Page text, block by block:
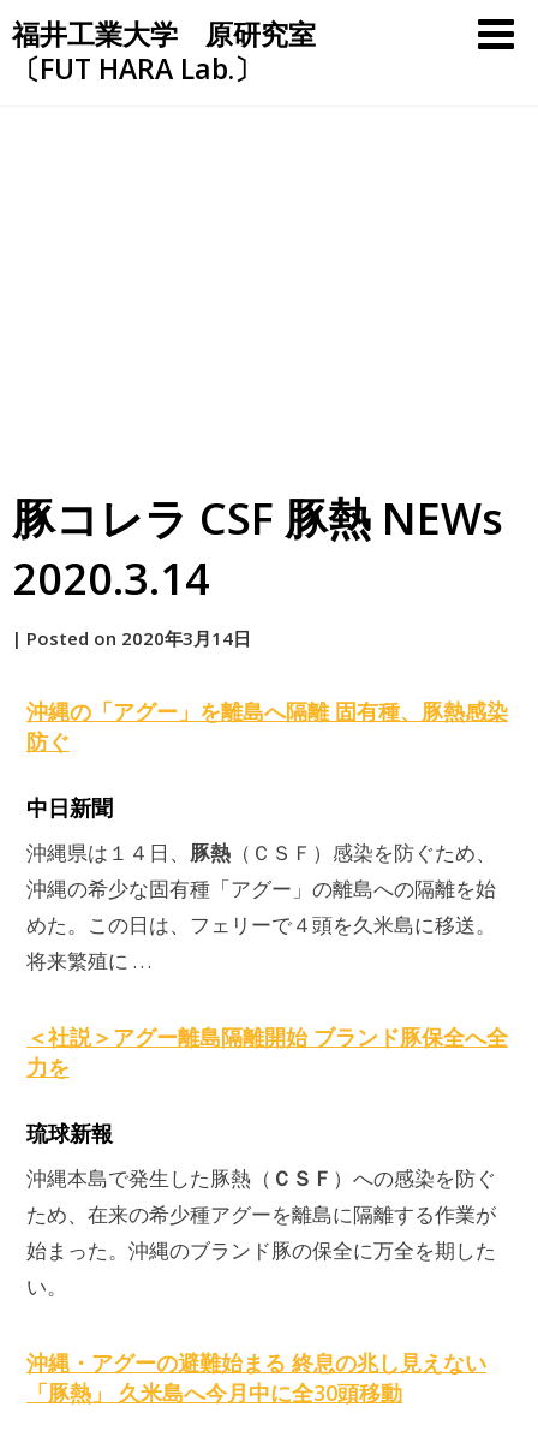
Skip
to
content
福井工業大学 原研究室
〔FUT HARA Lab.〕
豚コレラ CSF 豚熱 NEWs
2020.3.14
by
| Posted on 2020年3月14日
沖縄の「アグー」を離島へ隔離 固有種、 豚熱感染
防ぐ
中日新聞
沖縄県は１４日、 豚熱 （ＣＳＦ）感染を防ぐため、
沖縄の希少な固有種「アグー」の離島への隔離を始
めた。この日は、フェリーで４頭を久米島に移送。
将来繁殖に …
＜社説＞アグー離島隔離開始 ブランド豚保全へ全
力を
琉球新報
沖縄本島で発生した豚熱（ ＣＳＦ ）への感染を防ぐ
ため、在来の希少種アグーを離島に隔離する作業が
始まった。沖縄のブランド豚の保全に万全を期した
い。
沖縄・アグーの避難始まる 終息の兆し見えない
「豚熱」 久米島へ今月中に全30頭移動